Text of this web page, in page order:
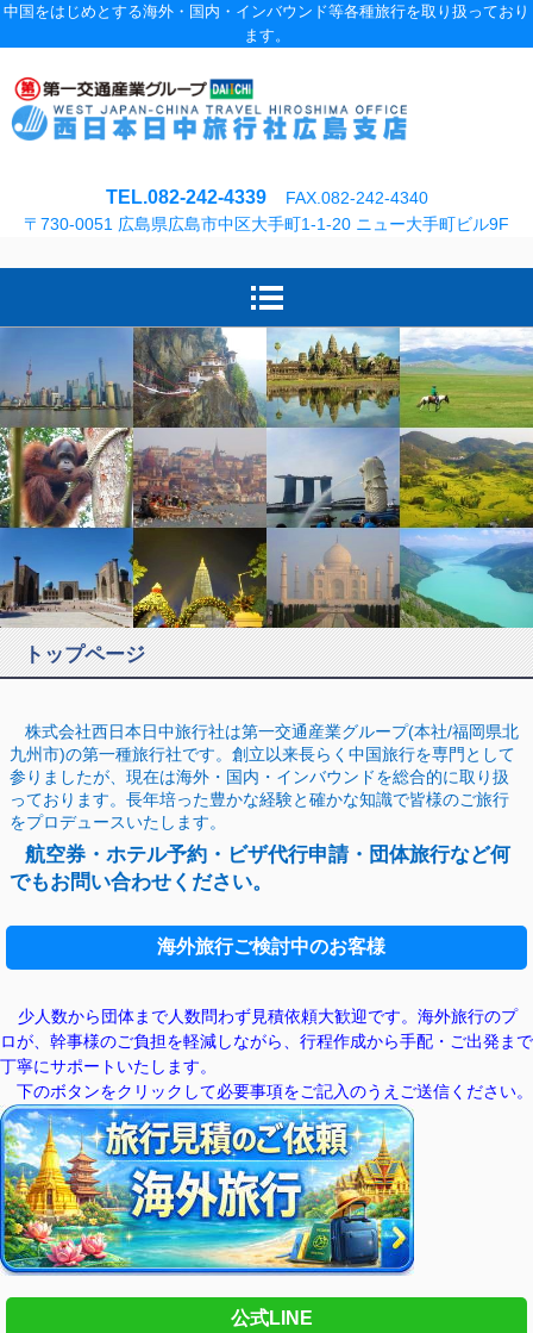
中国をはじめとする海外・国内・インバウンド等各種旅行を取り扱っており
ます。
TEL.082-242-4339
FAX.082-242-4340
〒730-0051 広島県広島市中区大手町1-1-20 ニュー大手町ビル9F
トップページ
株式会社西日本日中旅行社は第一交通産業グループ(本社/福岡県北
九州市)の第一種旅行社です。創立以来長らく中国旅行を専門として
参りましたが、現在は海外・国内・インバウンドを総合的に取り扱
っております。長年培った豊かな経験と確かな知識で皆様のご旅行
をプロデュースいたします。
航空券・ホテル予約・ビザ代行申請・団体旅行など何
でもお問い合わせください。
海外旅行ご検討中のお客様
少人数から団体まで人数問わず見積依頼大歓迎です。海外旅行のプ
ロが、幹事様のご負担を軽減しながら、行程作成から手配・ご出発まで
丁寧にサポートいたします。
下のボタンをクリックして必要事項をご記入のうえご送信ください。
公式LINE